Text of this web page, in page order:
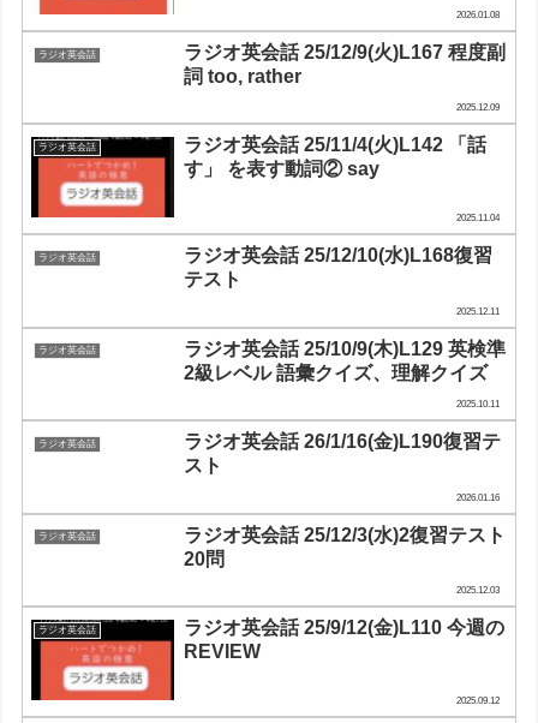
2026.01.08
ラジオ英会話
ラジオ英会話 25/12/9(火)L167 程度副
詞 too, rather
2025.12.09
ラジオ英会話
ラジオ英会話 25/11/4(火)L142 「話
す」 を表す動詞② say
2025.11.04
ラジオ英会話
ラジオ英会話 25/12/10(水)L168復習
テスト
2025.12.11
ラジオ英会話
ラジオ英会話 25/10/9(木)L129 英検準
2級レベル 語彙クイズ、理解クイズ
2025.10.11
ラジオ英会話
ラジオ英会話 26/1/16(金)L190復習テ
スト
2026.01.16
ラジオ英会話
ラジオ英会話 25/12/3(水)2復習テスト
20問
2025.12.03
ラジオ英会話
ラジオ英会話 25/9/12(金)L110 今週の
REVIEW
2025.09.12